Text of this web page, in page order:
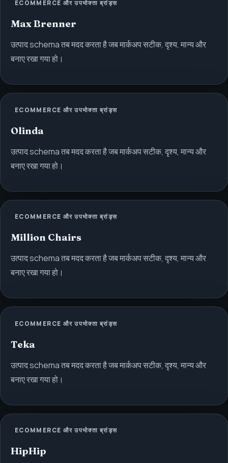
ECOMMERCE और उपभोक्ता ब्रांड्स
Max Brenner
उत्पाद schema तब मदद करता है जब मार्कअप सटीक, दृश्य, मान्य और
बनाए रखा गया हो।
ECOMMERCE और उपभोक्ता ब्रांड्स
Olinda
उत्पाद schema तब मदद करता है जब मार्कअप सटीक, दृश्य, मान्य और
बनाए रखा गया हो।
ECOMMERCE और उपभोक्ता ब्रांड्स
Million Chairs
उत्पाद schema तब मदद करता है जब मार्कअप सटीक, दृश्य, मान्य और
बनाए रखा गया हो।
ECOMMERCE और उपभोक्ता ब्रांड्स
Teka
उत्पाद schema तब मदद करता है जब मार्कअप सटीक, दृश्य, मान्य और
बनाए रखा गया हो।
ECOMMERCE और उपभोक्ता ब्रांड्स
HipHip